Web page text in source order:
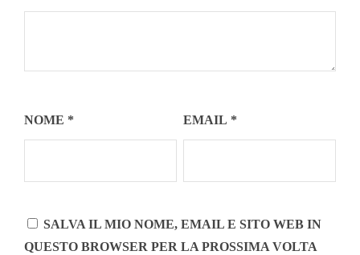
NOME * EMAIL *
SALVA IL MIO NOME, EMAIL E SITO WEB IN
QUESTO BROWSER PER LA PROSSIMA VOLTA